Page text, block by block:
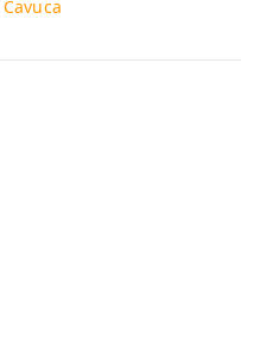
Cavuca